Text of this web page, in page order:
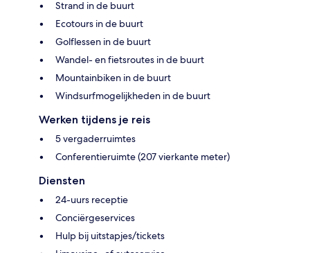
Strand in de buurt
Ecotours in de buurt
Golflessen in de buurt
Wandel- en fietsroutes in de buurt
Mountainbiken in de buurt
Windsurfmogelijkheden in de buurt
Werken tijdens je reis
5 vergaderruimtes
Conferentieruimte (207 vierkante meter)
Diensten
24-uurs receptie
Conciërgeservices
Hulp bij uitstapjes/tickets